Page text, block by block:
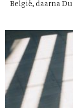
België, daarna